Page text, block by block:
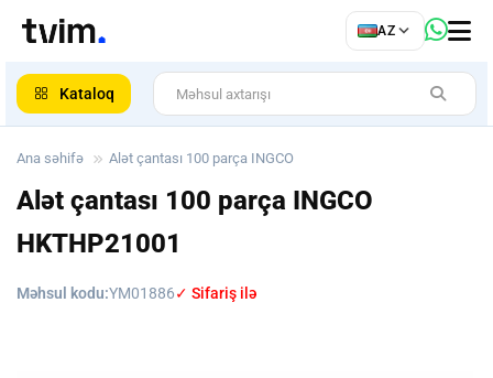
AZ
Kataloq
Ana səhifə Alət çantası 100 parça INGCO
Alət çantası 100 parça INGCO
HKTHP21001
Məhsul kodu:YM01886✓ Sifariş ilə